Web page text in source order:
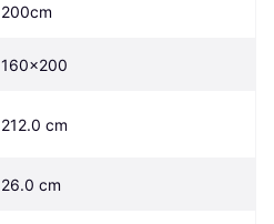
200cm
160x200
212.0 cm
26.0 cm